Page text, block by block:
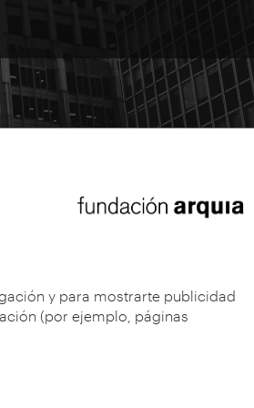
y para mostrarte publicidad
(por ejemplo, páginas